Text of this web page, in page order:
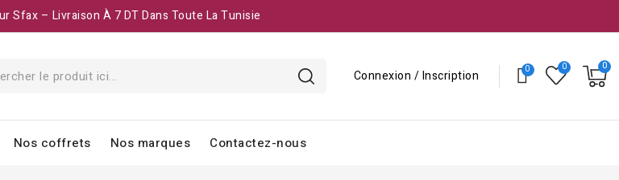
Sfax – Livraison À 7 DT Dans Toute La Tunisie
Connexion / Inscription
Nos coffrets Nos marques Contactez-nous